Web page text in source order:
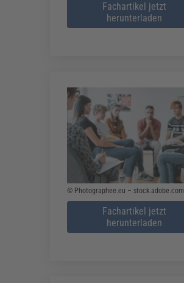
Fachartikel jetzt
herunterladen
© Photographee.eu – stock.adobe.com
Fachartikel jetzt
herunterladen